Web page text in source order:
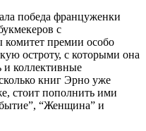
победа француженки
с
премии особо
остроту, с которыми она
и коллективные
книг Эрно уже
стоит пополнить ими
“Женщина” и